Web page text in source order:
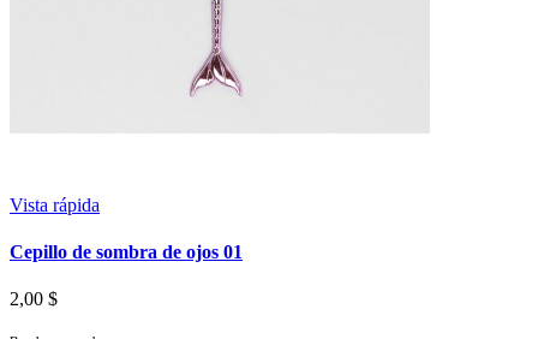
Vista rápida
Cepillo de sombra de ojos 01
2,00 $